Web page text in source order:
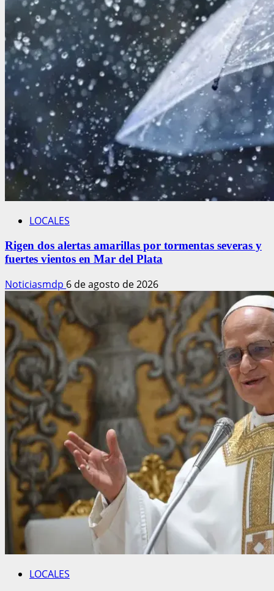
LOCALES
Rigen dos alertas amarillas por tormentas severas y
fuertes vientos en Mar del Plata
Noticiasmdp 6 de agosto de 2026
LOCALES